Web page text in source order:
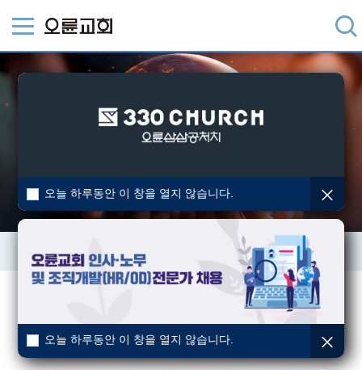
미션트립 안내
선교국
오늘 하루동안 이 창을 열지 않습니다.
오늘 하루동안 이 창을 열지 않습니다.